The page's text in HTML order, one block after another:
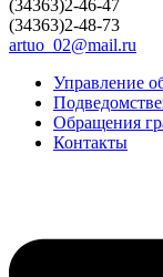
(34363)2-46-47
(34363)2-48-73
artuo_02@mail.ru
Управление
Обращения
Контакты